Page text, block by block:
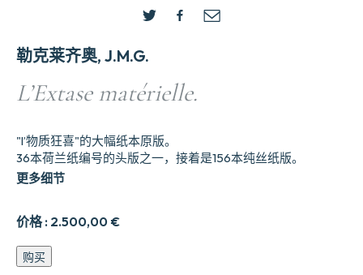
勒克莱齐奥, J.M.G.
L’Extase matérielle.
价格 : 2.500,00 €
"l’物质狂喜"的大幅纸本原版。
36本荷兰纸编号的头版之一，接着是156本纯丝纸版。
更多细节
L’Extase
matérielle.
购买